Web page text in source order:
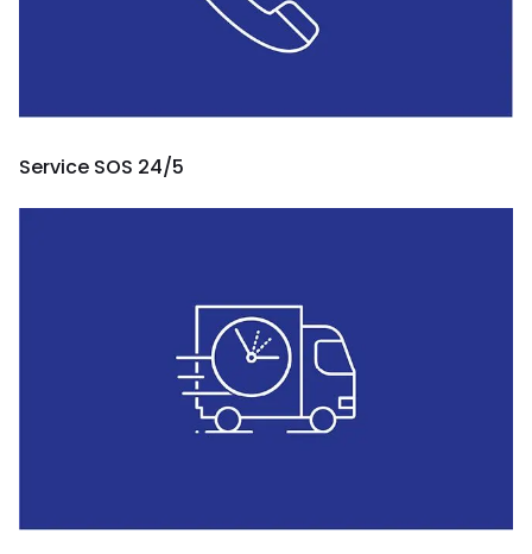
Service SOS 24/5